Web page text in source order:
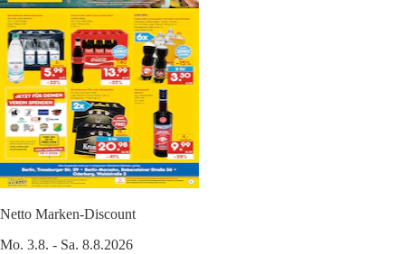
Netto Marken-Discount
Mo. 3.8. - Sa. 8.8.2026